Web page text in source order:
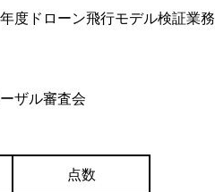
度ドローン飛行モデル検証業
ザル審査会
点数